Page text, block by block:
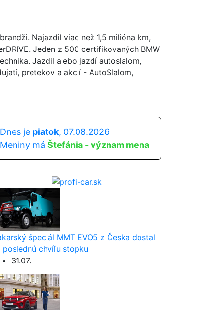
Najazdil viac než 1,5 milióna km,
Jeden z 500 certifikovaných BMW
Jazdil alebo jazdí autoslalom,
pretekov a akcií - AutoSlalom,
Dnes je piatok, 07.08.2026
Meniny má Štefánia - význam mena
špeciál MMT EVO5 z Česka dostal
poslednú chvíľu stopku
31.07.